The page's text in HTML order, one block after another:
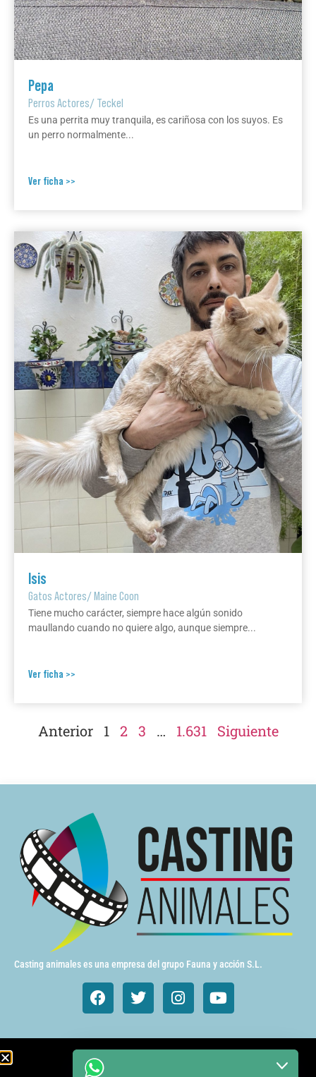
Pepa
Perros Actores/ Teckel
Es una perrita muy tranquila, es cariñosa con los suyos. Es
un perro normalmente...
Ver ficha >>
Isis
Gatos Actores/Maine Coon
Tiene mucho carácter, siempre hace algún sonido
maullando cuando no quiere algo, aunque siempre...
Ver ficha >>
Anterior 1 2 3 … 1.631 Siguiente
Casting animales es una empresa del grupo Fauna y acción S.L.
Animales de cine y TV